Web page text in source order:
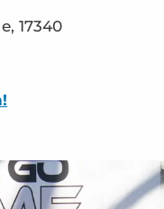
Plage)
17340